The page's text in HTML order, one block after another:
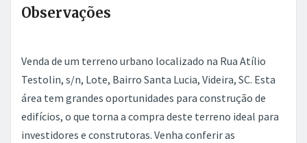
Observações
Venda de um terreno urbano localizado na Rua Atílio
Testolin, s/n, Lote, Bairro Santa Lucia, Videira, SC. Esta
área tem grandes oportunidades para construção de
edifícios, o que torna a compra deste terreno ideal para
investidores e construtoras. Venha conferir as